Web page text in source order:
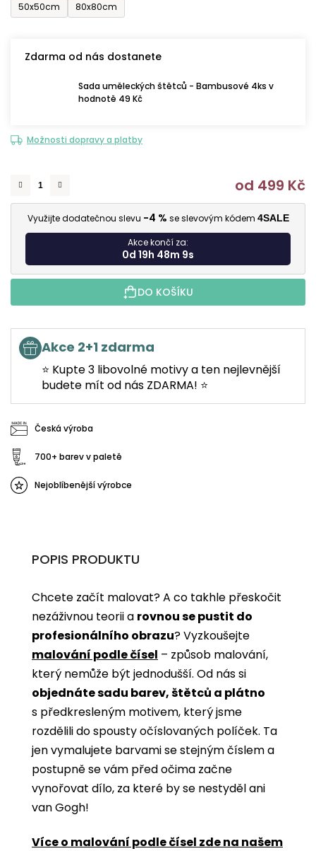
50x50cm
80x80cm
Zdarma od nás dostanete
Sada uměleckých štětců - Bambusové 4ks v
hodnotě 49 Kč
Možnosti dopravy a platby
od 499 Kč
Využijte dodatečnou slevu -4 % se slevovým kódem 4SALE
Akce končí za:
0d 19h 48m 8s
DO KOŠÍKU
Akce 2+1 zdarma
⭐ Kupte 3 libovolné motivy a ten nejlevnější
budete mít od nás ZDARMA! ⭐
Česká výroba
700+ barev v paletě
Nejoblíbenější výrobce
POPIS PRODUKTU
Chcete začít malovat? A co takhle přeskočit
nezáživnou teorii a rovnou se pustit do
profesionálního obrazu? Vyzkoušejte
malování podle čísel ­­– způsob malování,
který nemůže být jednodušší. Od nás si
objednáte sadu barev, štětců a plátno
s předkresleným motivem, který jsme
rozdělili do spousty očíslovaných políček. Ta
jen vymalujete barvami se stejným číslem a
postupně se vám před očima začne
vynořovat dílo, za které by se nestyděl ani
van Gogh!
Více o malování podle čísel zde na našem